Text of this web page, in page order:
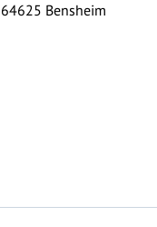
64625 Bensheim